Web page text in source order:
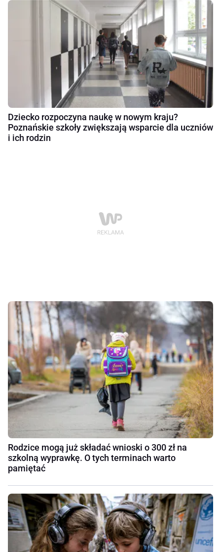
Dziecko rozpoczyna naukę w nowym kraju?
Poznańskie szkoły zwiększają wsparcie dla uczniów
i ich rodzin
Rodzice mogą już składać wnioski o 300 zł na
szkolną wyprawkę. O tych terminach warto
pamiętać